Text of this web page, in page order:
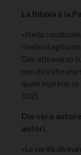
La Bibbia è la
«Nella
rivelarsi agli
Dio, attraverso
non dice che
quale esprime
102).
Dio vero
autori.
«Le verità